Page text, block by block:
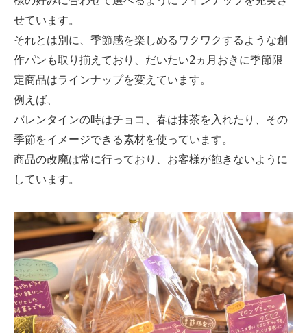
せています。
それとは別に、季節感を楽しめるワクワクするような創
作パンも取り揃えており、だいたい2ヵ月おきに季節限
定商品はラインナップを変えています。
例えば、
バレンタインの時はチョコ、春は抹茶を入れたり、その
季節をイメージできる素材を使っています。
商品の改廃は常に行っており、お客様が飽きないように
しています。